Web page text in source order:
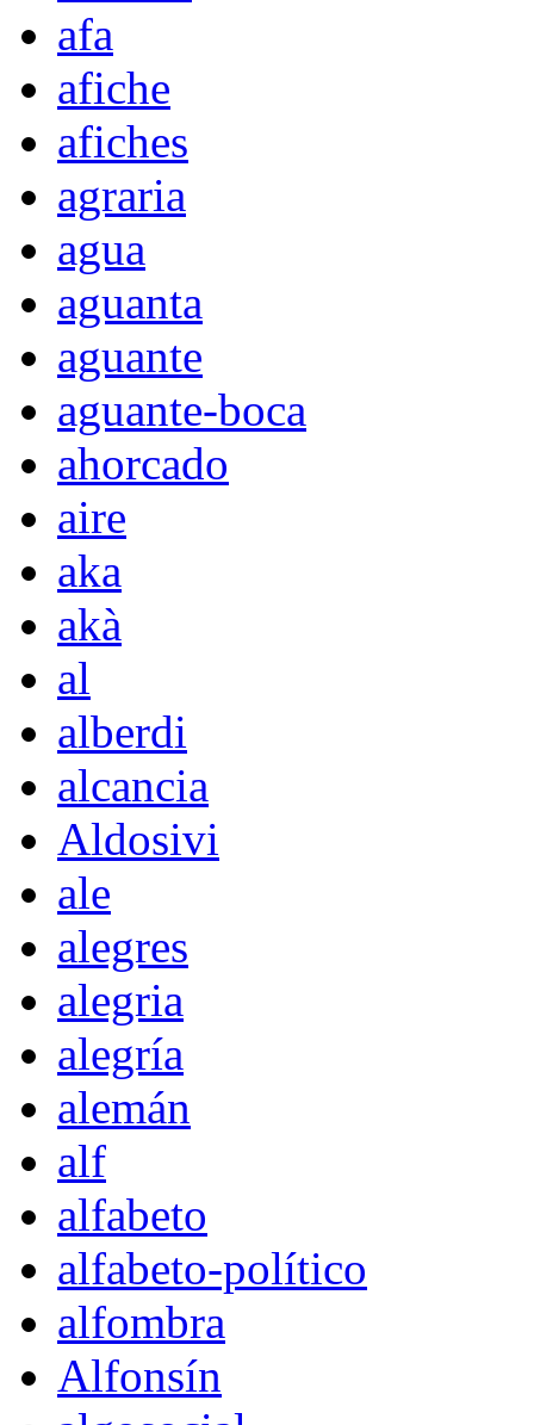
afa
afiche
afiches
agraria
agua
aguanta
aguante
aguante-boca
ahorcado
aire
aka
akà
al
alberdi
alcancia
Aldosivi
ale
alegres
alegria
alegría
alemán
alf
alfabeto
alfabeto-político
alfombra
Alfonsín